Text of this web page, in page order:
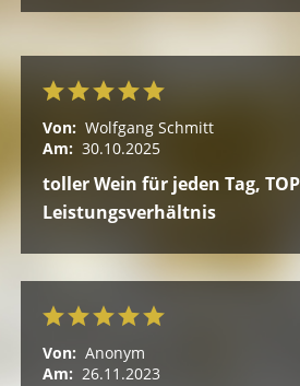
Von: Wolfgang Schmitt
Am: 30.10.2025
toller Wein für jeden Tag,
Leistungsverhältnis
Von: Anonym
Am: 26.11.2023